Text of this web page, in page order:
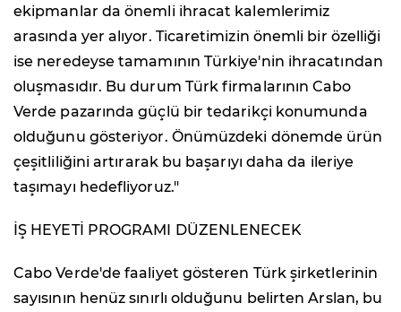
ekipmanlar da önemli ihracat kalemlerimiz
arasında yer alıyor. Ticaretimizin önemli bir özelliği
ise neredeyse tamamının Türkiye'nin ihracatından
oluşmasıdır. Bu durum Türk firmalarının Cabo
Verde pazarında güçlü bir tedarikçi konumunda
olduğunu gösteriyor. Önümüzdeki dönemde ürün
çeşitliliğini artırarak bu başarıyı daha da ileriye
taşımayı hedefliyoruz."
İŞ HEYETİ PROGRAMI DÜZENLENECEK
Cabo Verde'de faaliyet gösteren Türk şirketlerinin
sayısının henüz sınırlı olduğunu belirten Arslan, bu